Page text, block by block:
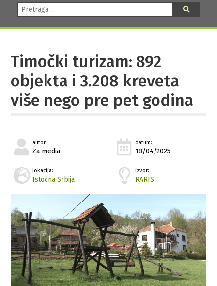
Pretraga:
Timočki turizam: 892
objekta i 3.208 kreveta
više nego pre pet godina
autor:
Za media
datum:
18/04/2025
lokacija:
Istočna Srbija
izvor:
RARIS